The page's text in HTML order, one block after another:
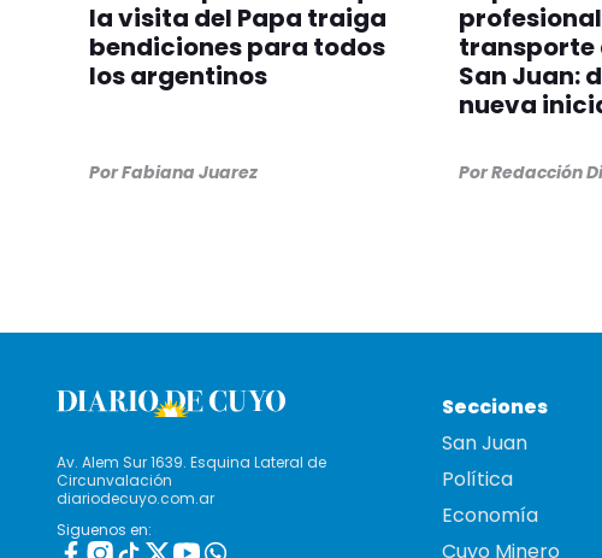
la visita del Papa traiga
bendiciones para todos
los argentinos
PorFabiana Juarez
transporte
San Juan:
nueva
PorRedacción
Av. Alem Sur 1639. Esquina Lateral de
Circunvalación
diariodecuyo.com.ar
Siguenos en:
Secciones
San Juan
Política
Economía
Cuyo Minero